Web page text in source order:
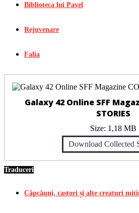
Biblioteca lui Pavel
Rejuvenare
Falia
Galaxy 42 Online SFF
STORIES
Size: 1,18 MB
Download Collected
Traduceri
Căpcăuni, castori și alte creaturi